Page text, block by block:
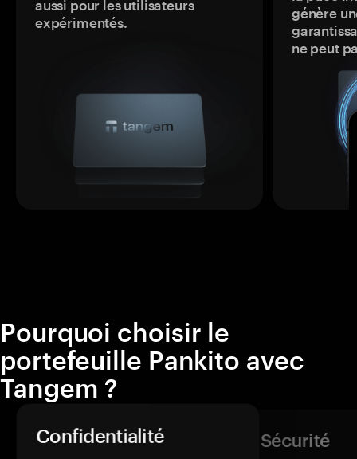
aussi pour les utilisateurs
expérimentés.
génère
ne peut
Pourquoi choisir le
portefeuille Pankito avec
Tangem ?
Confidentialité Sécurité